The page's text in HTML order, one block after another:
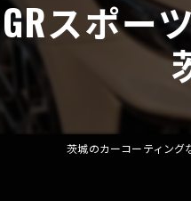
アクセス
GRス
茨城のカーコーティング